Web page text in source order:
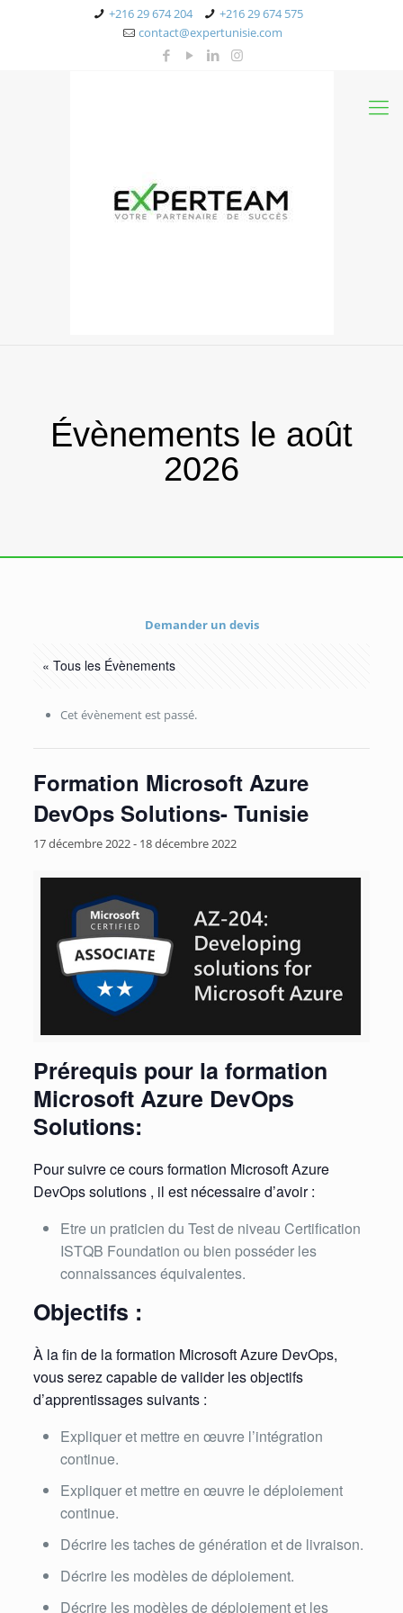
+216 29 674 204
+216 29 674 575
contact@expertunisie.com
Évènements le août
2026
Demander un devis
« Tous les Évènements
Cet évènement est passé.
Formation Microsoft Azure
DevOps Solutions- Tunisie
17 décembre 2022- 18 décembre 2022
Prérequis pour la formation
Microsoft Azure DevOps
Solutions:
Pour suivre ce cours formation Microsoft Azure
DevOps solutions , il est nécessaire d’avoir :
Etre un praticien du Test de niveau Certification
ISTQB Foundation ou bien posséder les
connaissances équivalentes.
Objectifs :
À la fin de la formation Microsoft Azure DevOps,
vous serez capable de valider les objectifs
d’apprentissages suivants :
Expliquer et mettre en œuvre l’intégration
continue.
Expliquer et mettre en œuvre le déploiement
continue.
Décrire les taches de génération et de livraison.
Décrire les modèles de déploiement.
Décrire les modèles de déploiement et les